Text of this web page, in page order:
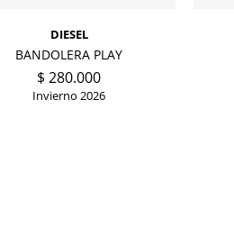
DIESEL
BANDOLERA PLAY
$ 280.000
Invierno 2026